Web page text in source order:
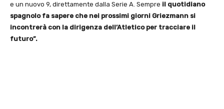
e un nuovo 9, direttamente dalla Serie A. Sempre il quotidiano
spagnolo fa sapere che nei prossimi giorni Griezmann si
incontrerà con la dirigenza dell’Atletico per tracciare il
futuro”.